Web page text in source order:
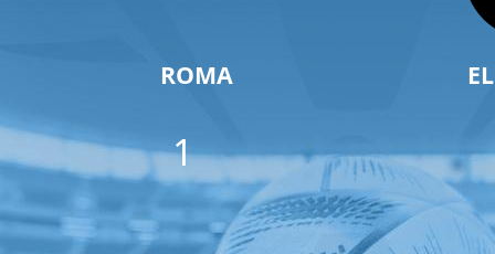
ROMA
1